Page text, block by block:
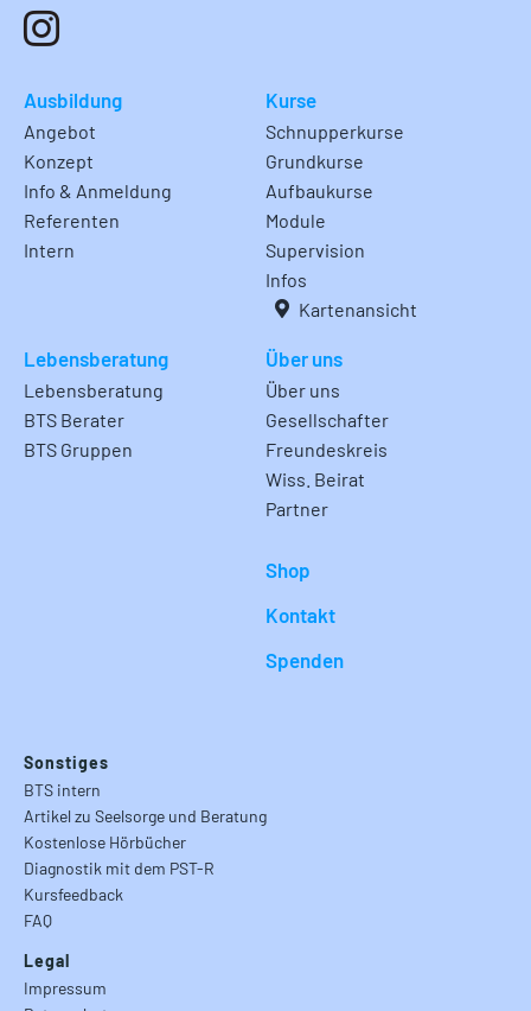
Ausbildung
Angebot
Konzept
Info & Anmeldung
Referenten
Intern
Kurse
Schnupperkurse
Grundkurse
Aufbaukurse
Module
Supervision
Infos
Kartenansicht
Lebensberatung
Lebensberatung
BTS Berater
BTS Gruppen
Über uns
Über uns
Gesellschafter
Freundeskreis
Wiss. Beirat
Partner
Shop
Kontakt
Spenden
Sonstiges
BTS intern
Artikel zu Seelsorge und Beratung
Kostenlose Hörbücher
Diagnostik mit dem PST-R
Kursfeedback
FAQ
Legal
Impressum